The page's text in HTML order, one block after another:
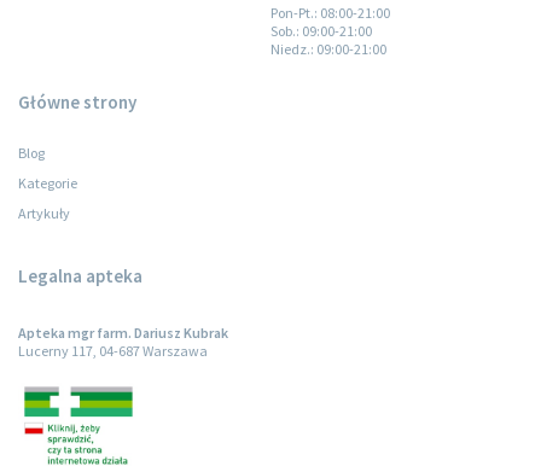
Pon-Pt.: 08:00-21:00
Sob.: 09:00-21:00
Niedz.: 09:00-21:00
Główne strony
Blog
Kategorie
Artykuły
Legalna apteka
Apteka mgr farm. Dariusz Kubrak
Lucerny 117, 04-687 Warszawa